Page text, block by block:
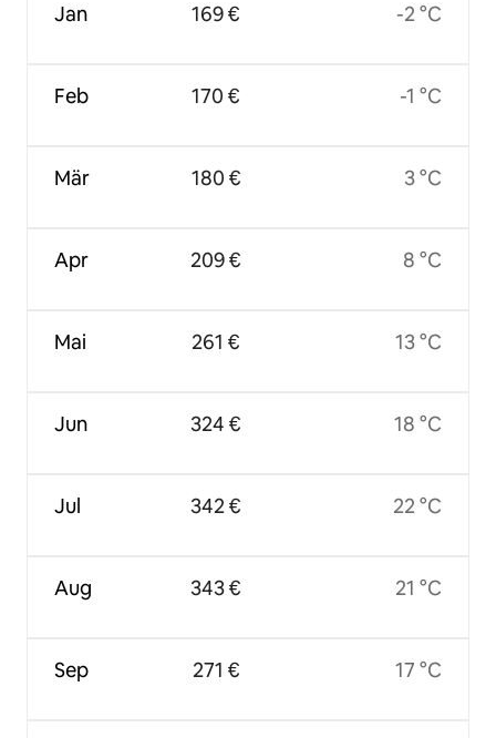
Jan
Feb
Mär
Apr
Mai
Jun
Jul
Aug
Sep
169 €
170 €
180 €
209 €
261 €
324 €
342 €
343 €
271 €
-2 °C
-1 °C
3 °C
8 °C
13 °C
18 °C
22 °C
21 °C
17 °C